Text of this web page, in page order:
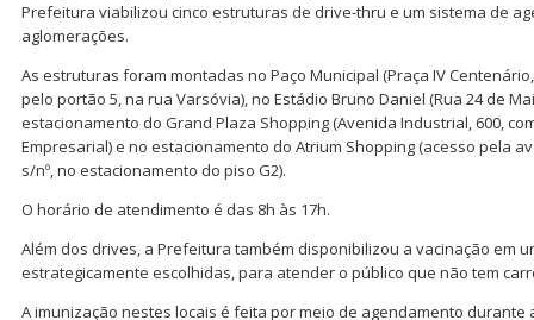
Prefeitura viabilizou cinco estruturas de drive-thru e um sistema de
aglomerações.
As estruturas foram montadas no Paço Municipal (Praça IV
pelo portão 5, na rua Varsóvia), no Estádio Bruno Daniel (Rua 24 de
estacionamento do Grand Plaza Shopping (Avenida Industrial, 600,
Empresarial) e no estacionamento do Atrium Shopping (acesso pela
s/nº, no estacionamento do piso G2).
O horário de atendimento é das 8h às 17h.
Além dos drives, a Prefeitura também disponibilizou a vacinação em
estrategicamente escolhidas, para atender o público que não tem
A imunização nestes locais é feita por meio de agendamento durante